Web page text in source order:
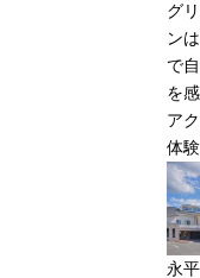
グ
ン
で
を
ア
体
永